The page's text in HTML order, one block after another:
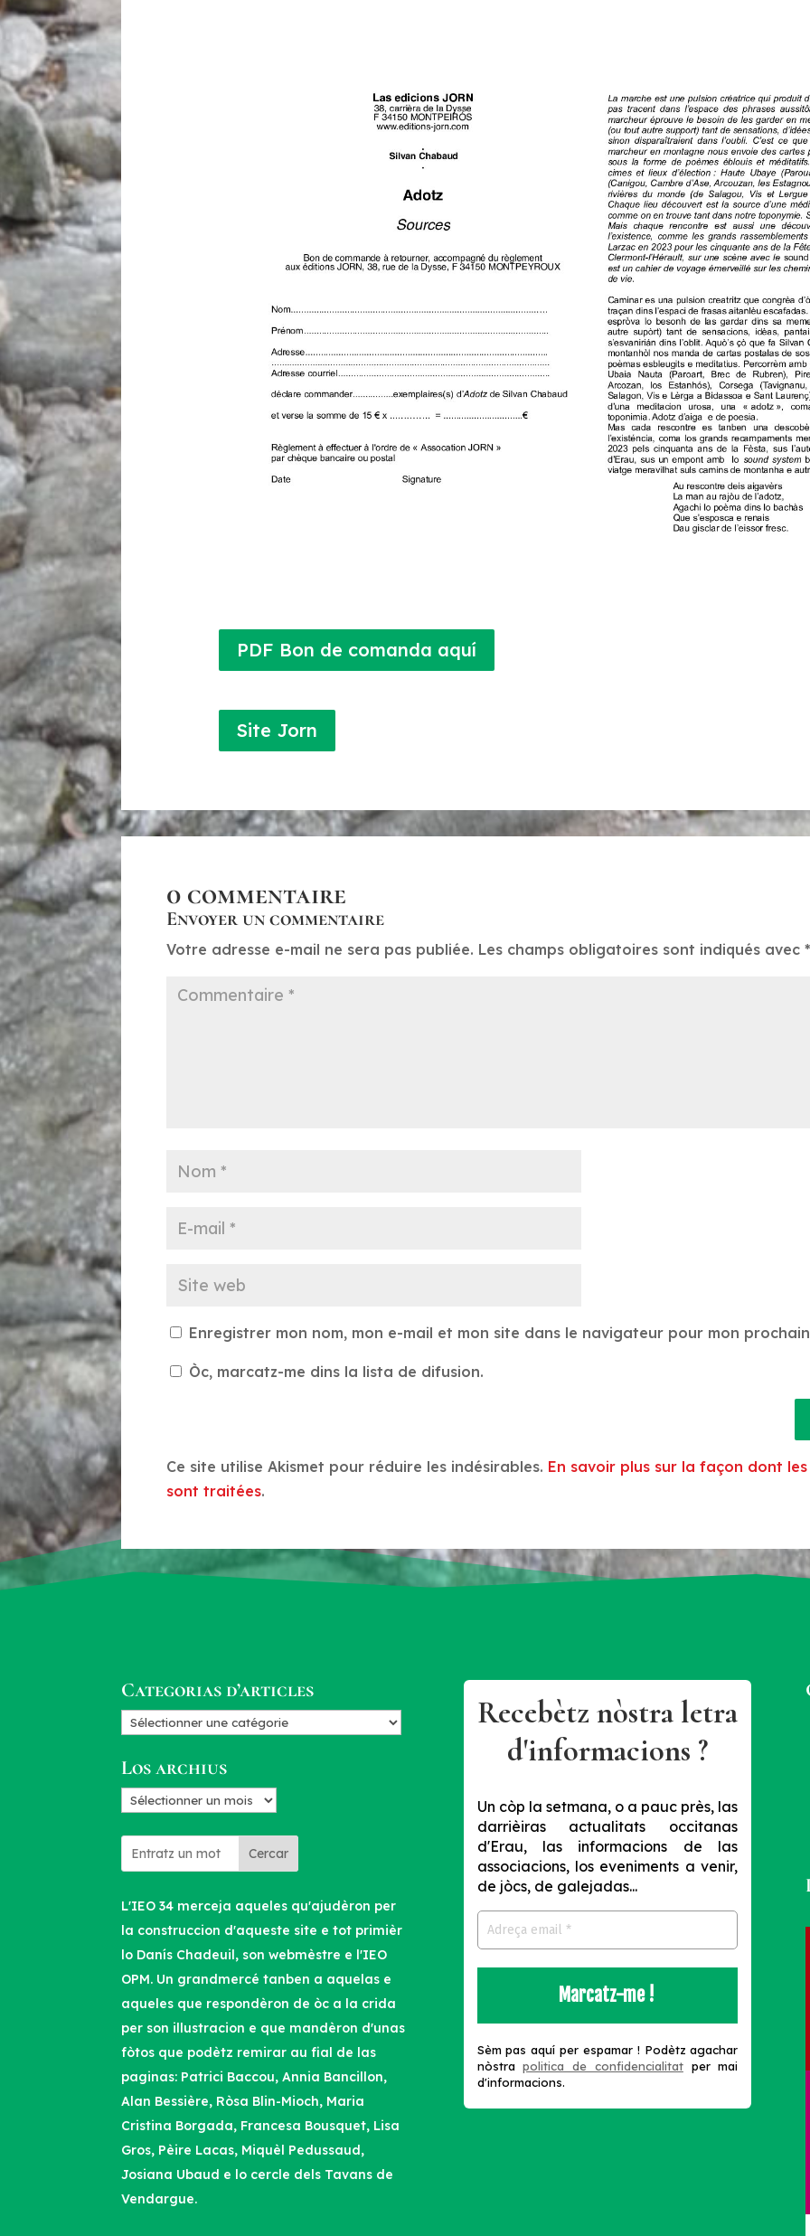
PDF Bon de comanda aquí
Site Jorn
0 commentaire
Envoyer un commentaire
Votre adresse e-mail ne sera pas publiée. Les champs obligatoires sont indiqués avec
Enregistrer mon nom, mon e-mail et mon site dans le navigateur pour mon
Òc, marcatz-me dins la lista de difusion.
Ce site utilise Akismet pour réduire les indésirables. En savoir plus sur la façon dont
sont traitées.
Categorias d’articles
Categorias
Los archius
Los
Cercar
L'IEO 34 merceja aqueles qu'ajudèron per
la construccion d'aqueste site e tot primièr
lo Danís Chadeuil, son webmèstre e l'IEO
OPM. Un grandmercé tanben a aquelas e
aqueles que respondèron de òc a la crida
per son illustracion e que mandèron d'unas
fòtos que podètz remirar au fial de las
paginas: Patrici Baccou, Annia Bancillon,
Alan Bessière, Ròsa Blin-Mioch, Maria
Cristina Borgada, Francesa Bousquet, Lisa
Gros, Pèire Lacas, Miquèl Pedussaud,
Josiana Ubaud e lo cercle dels Tavans de
Vendargue.
Recebètz nòstra letra
d'informacions ?
Un còp la setmana, o a pauc près, las
darrièiras actualitats occitanas
d'Erau, las informacions de las
associacions, los eveniments a venir,
de jòcs, de galejadas...
Sèm pas aquí per espamar ! Podètz agachar
nòstrapolitica de confidencialitatper mai
d'informacions.